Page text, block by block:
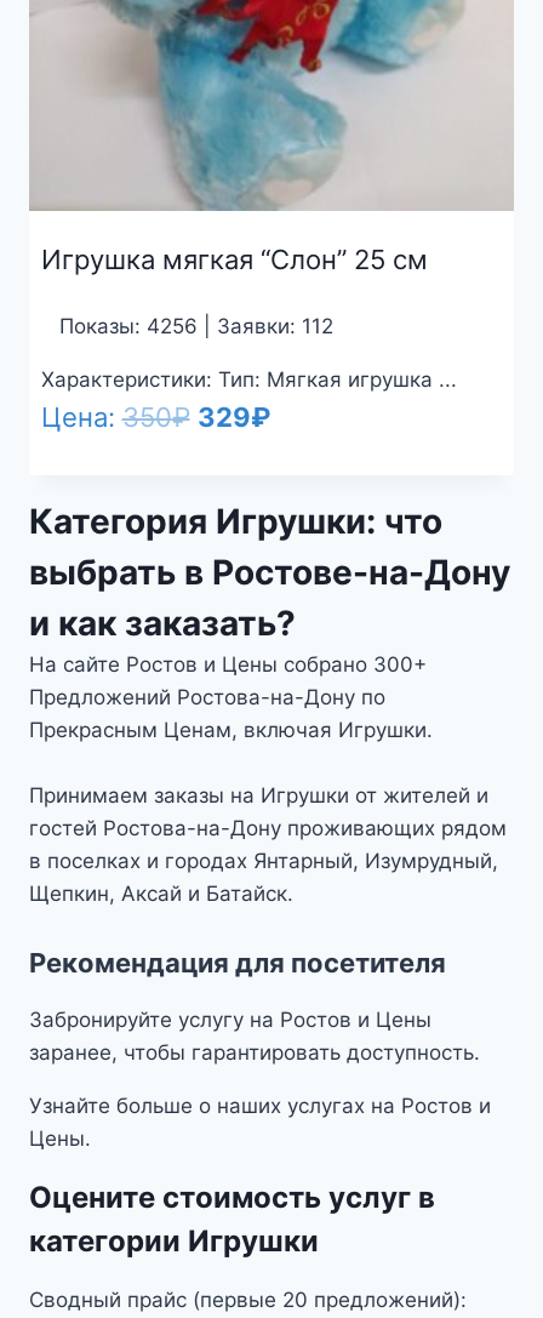
Игрушка мягкая “Слон” 25 см
Показы: 4256 | Заявки: 112
Характеристики: Тип: Мягкая игрушка ...
Цена:350₽ Первоначальная
составляла
350₽.
329₽Текущая
Категория Игрушки: что
выбрать в Ростове-на-Дону
и как заказать?
На сайте Ростов и Цены собрано 300+
Предложений Ростова-на-Дону по
Прекрасным Ценам, включая Игрушки.
Принимаем заказы на Игрушки от жителей и
гостей Ростова-на-Дону проживающих рядом
в поселках и городах Янтарный, Изумрудный,
Щепкин, Аксай и Батайск.
Рекомендация для посетителя
Забронируйте услугу на Ростов и Цены
заранее, чтобы гарантировать доступность.
Узнайте больше о наших услугах на Ростов и
Цены.
Оцените стоимость услуг в
категории Игрушки
Сводный прайс (первые 20 предложений):